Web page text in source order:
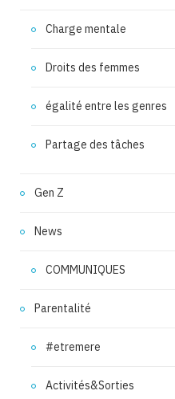
Charge mentale
Droits des femmes
égalité entre les genres
Partage des tâches
Gen Z
News
COMMUNIQUES
Parentalité
#etremere
Activités&Sorties